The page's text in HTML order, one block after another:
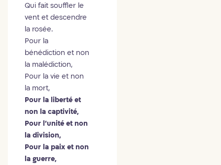
Qui fait souffler le
vent et descendre
la rosée.
Pour la
bénédiction et non
la malédiction,
Pour la vie et non
la mort,
Pour la liberté et
non la captivité,
Pour l'unité et non
la division,
Pour la paix et non
la guerre,